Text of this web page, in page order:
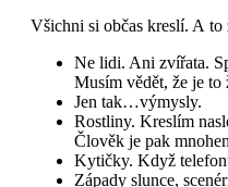
Všichni si občas kreslí. A to
Ne lidi. Ani zvířata.
Musím vědět, že je to
Jen tak…výmysly.
Rostliny. Kreslím
Člověk je pak
Kytičky. Když
Západy slunce,